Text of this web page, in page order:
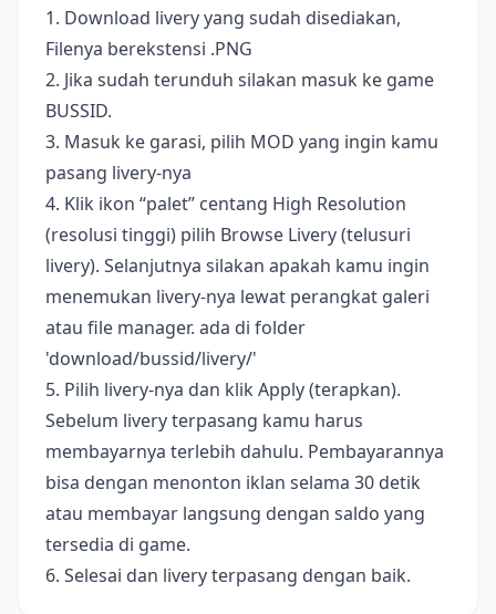
1. Download livery yang sudah disediakan,
Filenya berekstensi .PNG
2. Jika sudah terunduh silakan masuk ke game
BUSSID.
3. Masuk ke garasi, pilih MOD yang ingin kamu
pasang livery-nya
4. Klik ikon “palet” centang High Resolution
(resolusi tinggi) pilih Browse Livery (telusuri
livery). Selanjutnya silakan apakah kamu ingin
menemukan livery-nya lewat perangkat galeri
atau file manager. ada di folder
'download/bussid/livery/'
5. Pilih livery-nya dan klik Apply (terapkan).
Sebelum livery terpasang kamu harus
membayarnya terlebih dahulu. Pembayarannya
bisa dengan menonton iklan selama 30 detik
atau membayar langsung dengan saldo yang
tersedia di game.
6. Selesai dan livery terpasang dengan baik.